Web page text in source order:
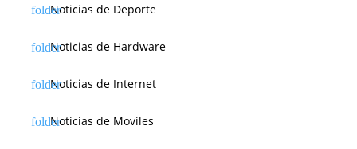
Noticias de Deporte
Noticias de Hardware
Noticias de Internet
Noticias de Moviles